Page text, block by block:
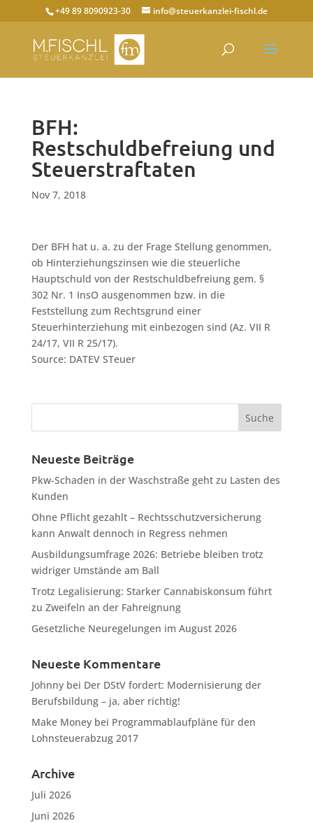
+49 89 8090923-30 info@steuerkanzlei-fischl.de
BFH:
Restschuldbefreiung und
Steuerstraftaten
Nov 7, 2018
Der BFH hat u. a. zu der Frage Stellung genommen,
ob Hinterziehungszinsen wie die steuerliche
Hauptschuld von der Restschuldbefreiung gem. §
302 Nr. 1 InsO ausgenommen bzw. in die
Feststellung zum Rechtsgrund einer
Steuerhinterziehung mit einbezogen sind (Az. VII R
24/17, VII R 25/17).
Source: DATEV STeuer
Neueste Beiträge
Pkw-Schaden in der Waschstraße geht zu Lasten des
Kunden
Ohne Pflicht gezahlt – Rechtsschutzversicherung
kann Anwalt dennoch in Regress nehmen
Ausbildungsumfrage 2026: Betriebe bleiben trotz
widriger Umstände am Ball
Trotz Legalisierung: Starker Cannabiskonsum führt
zu Zweifeln an der Fahreignung
Gesetzliche Neuregelungen im August 2026
Neueste Kommentare
Johnnybei Der DStV fordert: Modernisierung der
Berufsbildung – ja, aber richtig!
Make Moneybei Programmablaufpläne für den
Lohnsteuerabzug 2017
Archive
Juli 2026
Juni 2026